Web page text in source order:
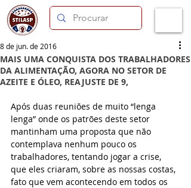
MAIS UMA CONQUISTA DOS TRABALHADORES
DA ALIMENTAÇÃO, AGORA NO SETOR DE
AZEITE E ÓLEO, REAJUSTE DE 9,
8 de jun. de 2016
Após duas reuniões de muito “lenga
lenga” onde os patrões deste setor
mantinham uma proposta que não
contemplava nenhum pouco os
trabalhadores, tentando jogar a crise,
que eles criaram, sobre as nossas costas,
fato que vem acontecendo em todos os